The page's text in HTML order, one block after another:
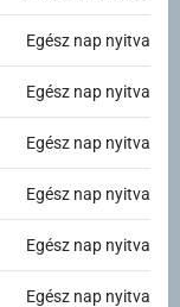
Egész nap nyitva
Egész nap nyitva
Egész nap nyitva
Egész nap nyitva
Egész nap nyitva
Egész nap nyitva